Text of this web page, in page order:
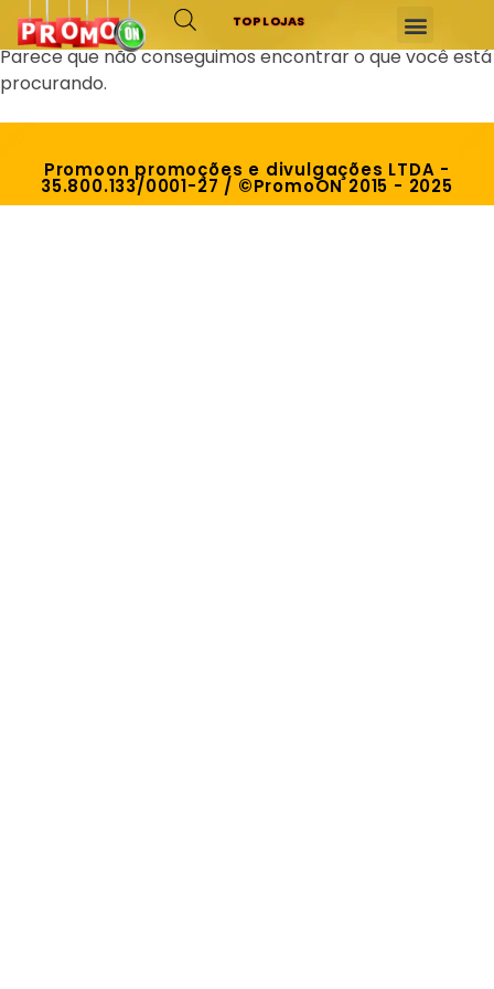
TOP LOJAS
Parece que não conseguimos encontrar o que você está
procurando.
Promoon promoções e divulgações LTDA -
35.800.133/0001-27 / ©PromoON 2015 - 2025